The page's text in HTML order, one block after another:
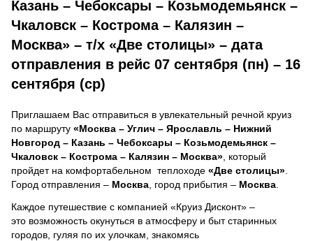
Казань – Чебоксары – Козьмодемьянск –
Чкаловск – Кострома – Калязин –
Москва» – т/х «Две столицы» – дата
отправления в рейс 07 сентября (пн) – 16
сентября (ср)
Приглашаем Вас отправиться в увлекательный речной круиз
по маршруту «Москва – Углич – Ярославль – Нижний
Новгород – Казань – Чебоксары – Козьмодемьянск –
Чкаловск – Кострома – Калязин – Москва» , который
пройдет на комфортабельном теплоходе «Две столицы»
Город отправления – Москва , город прибытия – Москва
Каждое путешествие с компанией «Круиз Дисконт» –
это возможность окунуться в атмосферу и быт старинных
городов, гуляя по их улочкам, знакомясь